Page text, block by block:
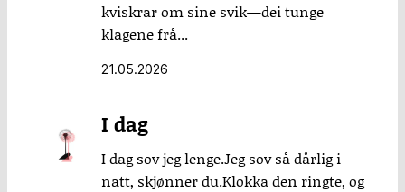
kviskrar om sine svik—dei tunge
klagene frå...
21.05.2026
I dag
I dag sov jeg lenge.Jeg sov så dårlig i
natt, skjønner du.Klokka den ringte, og